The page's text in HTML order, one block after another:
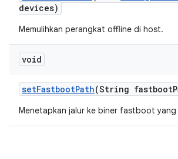
devices)
Memulihkan perangkat offline di host.
void
setFastbootPath(String fastboot
Menetapkan jalur ke biner fastboot yang